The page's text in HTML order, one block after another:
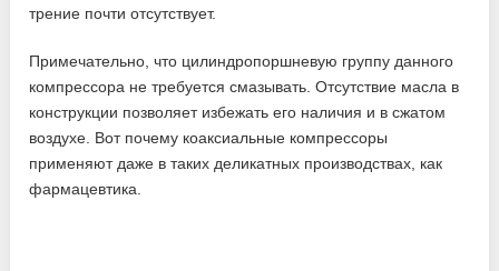
трение почти отсутствует.
Примечательно, что цилиндропоршневую группу данного
компрессора не требуется смазывать. Отсутствие масла в
конструкции позволяет избежать его наличия и в сжатом
воздухе. Вот почему коаксиальные компрессоры
применяют даже в таких деликатных производствах, как
фармацевтика.